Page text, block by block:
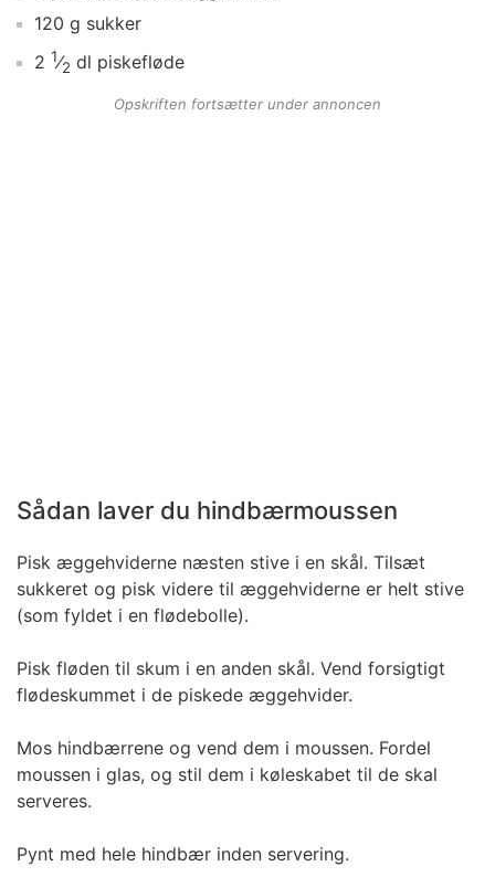
120 g sukker
2 1⁄2 dl piskefløde
Opskriften fortsætter under annoncen
Sådan laver du hindbærmoussen
Pisk æggehviderne næsten stive i en skål. Tilsæt
sukkeret og pisk videre til æggehviderne er helt stive
(som fyldet i en flødebolle).
Pisk fløden til skum i en anden skål. Vend forsigtigt
flødeskummet i de piskede æggehvider.
Mos hindbærrene og vend dem i moussen. Fordel
moussen i glas, og stil dem i køleskabet til de skal
serveres.
Pynt med hele hindbær inden servering.